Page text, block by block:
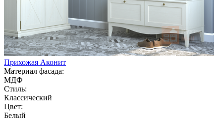
Прихожая Аконит
Материал фасада:
МДФ
Стиль:
Классический
Цвет:
Белый